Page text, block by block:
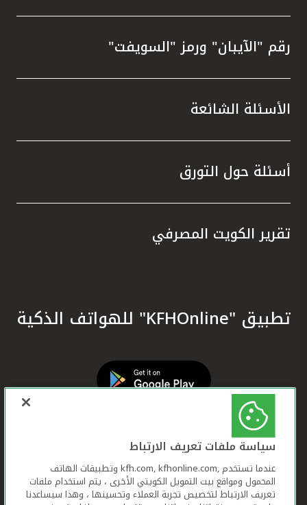
رقم "الآيبان" ورمز "السويفت"
الأسئلة الشائعة
أسئلة حول التورق
تقرير الكويت المصرفي
تطبيق "KFHOnline" للهواتف الذكية
سياسة ملفات تعريف الارتباط
عندما تستخدم ,kfh.com, kfhonline.com وتطبيقات الهاتف
المحمول ومواقع بيت التمويل الكويتي الأخرى ، يتم استخدام ملفات
تعريف الارتباط لتخصيص تجربة العملاء وتحسينها ، وهذا سيساعدنا